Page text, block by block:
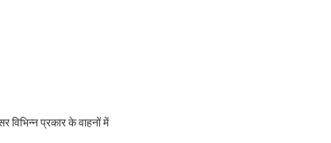
विभिन्न प्रकार के वाहनों में